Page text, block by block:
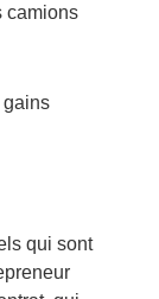
camions
gains
qui sont